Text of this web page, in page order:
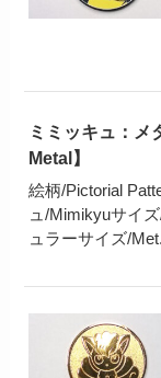
ミミッキュ：メ
Metal】
絵柄/Pictorial
ュ/Mimikyuサイ
ュラーサイズ/